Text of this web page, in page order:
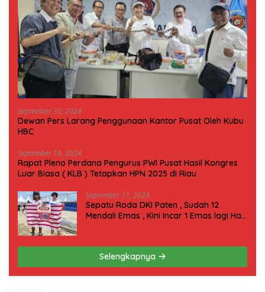
September 30, 2024
Dewan Pers Larang Penggunaan Kantor Pusat Oleh Kubu
HBC
September 18, 2024
Rapat Pleno Perdana Pengurus PWI Pusat Hasil Kongres
Luar Biasa ( KLB ) Tetapkan HPN 2025 di Riau
September 17, 2024
Sepatu Roda DKI Paten , Sudah 12
Mendali Emas , Kini Incar 1 Emas lagi Hari
Selengkapnya